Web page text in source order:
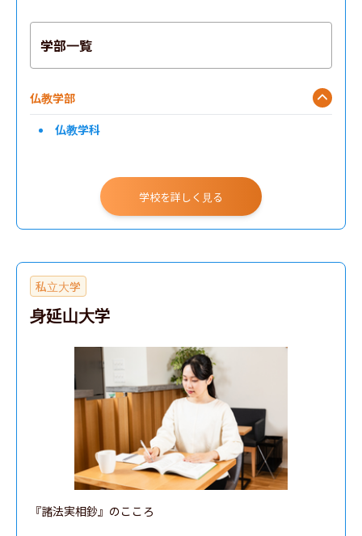
学部一覧
仏教学部
仏教学科
学校を詳しく見る
私立大学
身延山大学
『諸法実相鈔』のこころ